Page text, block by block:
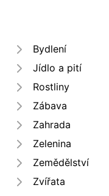
Bydlení
Jídlo a pití
Rostliny
Zábava
Zahrada
Zelenina
Zemědělství
Zvířata